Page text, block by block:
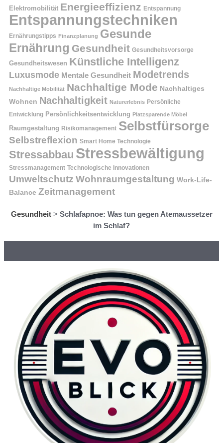
Elektromobilität Energieeffizienz Entspannung
Entspannungstechniken
Ernährungstipps Finanzplanung Gesunde
Ernährung Gesundheit Gesundheitsvorsorge
Gesundheitswesen Künstliche Intelligenz
Luxusmode Mentale Gesundheit Modetrends
Nachhaltige Mobilität Nachhaltige Mode Nachhaltiges
Wohnen Nachhaltigkeit Naturerlebnis Persönliche
Entwicklung Persönlichkeitsentwicklung Platzsparende Möbel
Raumgestaltung Risikomanagement Selbstfürsorge
Selbstreflexion Smart Home Technologie
Stressabbau Stressbewältigung
Stressmanagement Technologische Innovationen
Umweltschutz Wohnraumgestaltung Work-Life-
Balance Zeitmanagement
Gesundheit> Schlafapnoe: Was tun gegen Atemaussetzer
im Schlaf?